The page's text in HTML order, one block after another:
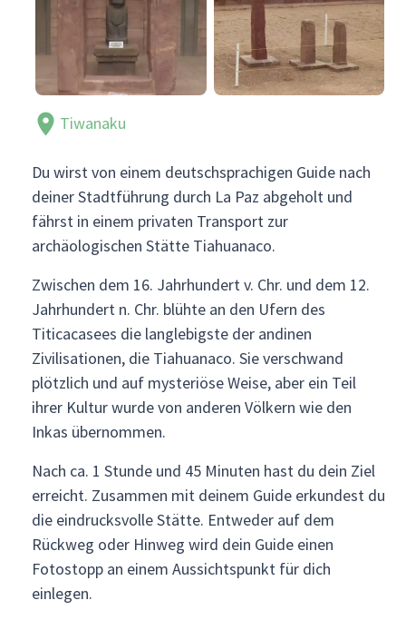
Tiwanaku
Du wirst von einem deutschsprachigen Guide nach
deiner Stadtführung durch La Paz abgeholt und
fährst in einem privaten Transport zur
archäologischen Stätte Tiahuanaco.
Zwischen dem 16. Jahrhundert v. Chr. und dem 12.
Jahrhundert n. Chr. blühte an den Ufern des
Titicacasees die langlebigste der andinen
Zivilisationen, die Tiahuanaco. Sie verschwand
plötzlich und auf mysteriöse Weise, aber ein Teil
ihrer Kultur wurde von anderen Völkern wie den
Inkas übernommen.
Nach ca. 1 Stunde und 45 Minuten hast du dein Ziel
erreicht. Zusammen mit deinem Guide erkundest du
die eindrucksvolle Stätte. Entweder auf dem
Rückweg oder Hinweg wird dein Guide einen
Fotostopp an einem Aussichtspunkt für dich
einlegen.